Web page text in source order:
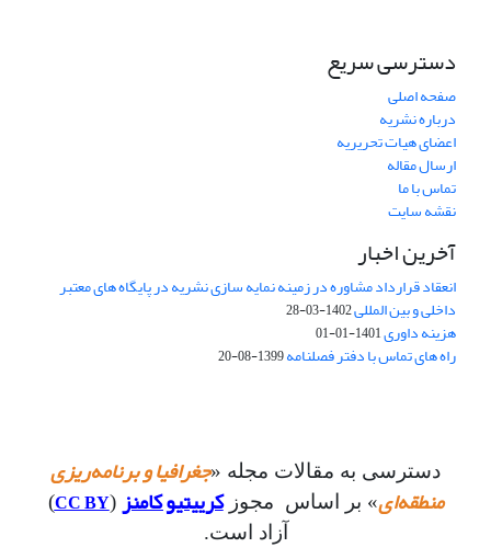
دسترسی سریع
صفحه اصلی
درباره نشریه
اعضای هیات تحریریه
ارسال مقاله
تماس با ما
نقشه سایت
آخرین اخبار
انعقاد قرارداد مشاوره در زمینه نمایه سازی نشریه در پایگاه های معتبر
داخلی و بین المللی1402-03-28
هزینه داوری1401-01-01
راه های تماس با دفتر فصلنامه1399-08-20
دسترسی به مقالات مجله «جغرافیا و برنامه‌ریزی
منطقه‌ای» بر اساس مجوزکرییتیو کامنز (
CC BY
)
آزاد است.